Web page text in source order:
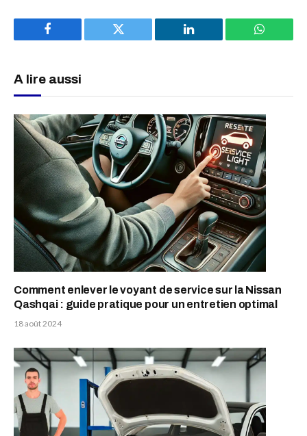
Facebook Twitter LinkedIn
A lire aussi
Comment enlever le voyant de service sur la Nissan
Qashqai : guide pratique pour un entretien optimal
18 août 2024